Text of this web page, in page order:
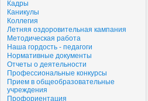
Кадры
Каникулы
Коллегия
Летняя оздоровительная кампания
Методическая работа
Наша гордость - педагоги
Нормативные документы
Отчеты о деятельности
Профессиональные конкурсы
Прием в общеобразовательные
учреждения
Профориентация